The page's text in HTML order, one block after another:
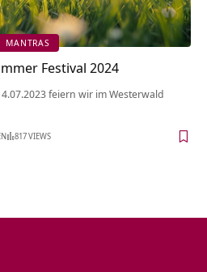
MANTRAS
Festival 2024
feiern wir im Westerwald
817 VIEWS